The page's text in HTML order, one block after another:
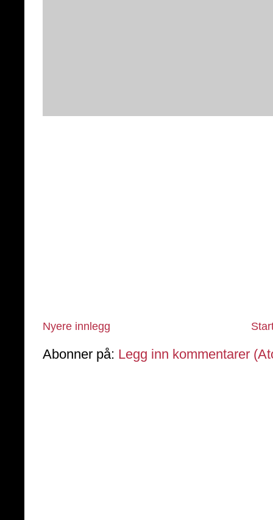
Nyere innlegg
Abonner på: Legg inn kommentarer